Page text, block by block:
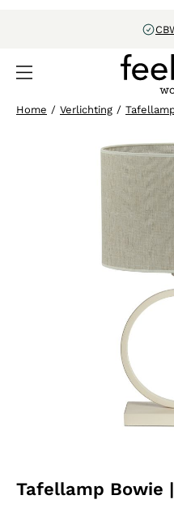
Uitstekend
Home / Verlichting /
Tafellamp Bowie